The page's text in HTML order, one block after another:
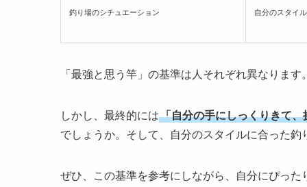
釣り場のシチュエーション 自分のスタイ
「最強と思う竿」の基準は人それぞれ異なります
しかし、最終的には「自分の手にしっくりきて
でしょうか。そして、自分のスタイルに合った釣
ぜひ、この基準を参考にしながら、自分にぴっ